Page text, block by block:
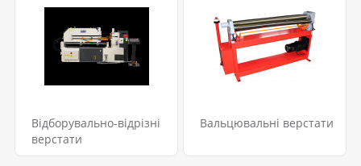
Відборувально-відрізні
верстати
Вальцювальні верстати